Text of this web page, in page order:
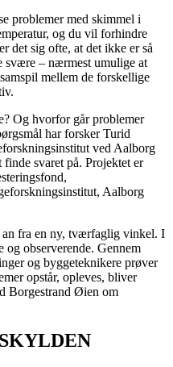
problemer med skimmel i
og du vil forhindre
det sig ofte, at det ikke er så
svære – nærmest umulige at
mellem de forskellige
Og hvorfor går problemer
har forsker Turid
ved Aalborg
svaret på. Projektet er
Aalborg
an fra en ny, tværfaglig vinkel. I
og observerende. Gennem
og byggeteknikere prøver
opstår, opleves, bliver
Borgestrand Øien om